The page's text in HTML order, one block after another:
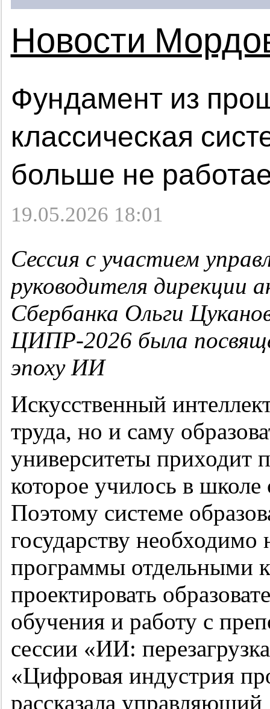
Новости
Фундамент из
классическая
больше не
19.05.2026 18:01
Сессия с участием
руководителя дирекции
Сбербанка Ольги
ЦИПР-2026 была
эпоху ИИ
Искусственный
труда, но и саму
университеты приходит
которое училось в
Поэтому системе
государству необходимо
программы отдельными
проектировать
обучения и работу с
сессии «ИИ:
«Цифровая индустрия
рассказала управляющий